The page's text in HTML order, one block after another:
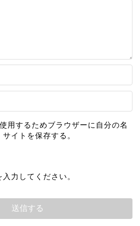
用するためブラウザーに自分の名
イトを保存する。
力してください。